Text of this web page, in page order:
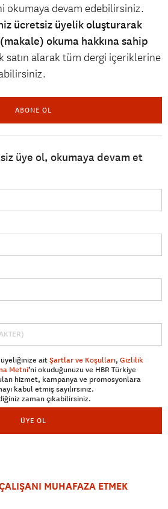
okumaya devam edebilirsiniz.
ücretsiz üyelik oluşturarak
okuma hakkına sahip
satın alarak tüm dergi içeriklerine
ABONE OL
üye ol, okumaya devam et
üyeliğinize aitŞartlar ve Koşulları, Gizlilik
Metni’ni okuduğunuzu ve HBR Türkiye
hizmet, kampanya ve promosyonlara
kabul etmiş sayılırsınız.
zaman çıkabilirsiniz.
ÜYE OL
MUHAFAZA ETMEK